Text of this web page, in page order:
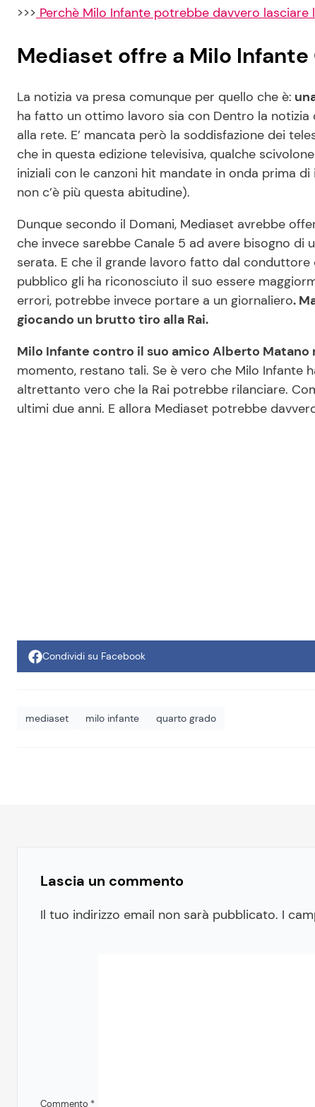
>>> Perchè Milo Infante potrebbe davvero lasciare
Mediaset offre a Milo Infante
La notizia va presa comunque per quello che è:
ha fatto un ottimo lavoro sia con Dentro la
alla rete. E’ mancata però la soddisfazione dei
che in questa edizione televisiva, qualche
iniziali con le canzoni hit mandate in onda prima
non c’è più questa abitudine).
Dunque secondo il Domani, Mediaset avrebbe
che invece sarebbe Canale 5 ad avere bisogno
serata. E che il grande lavoro fatto dal conduttore
pubblico gli ha riconosciuto il suo essere
errori, potrebbe invece portare a un giornaliero.
giocando un brutto tiro alla Rai.
Milo Infante contro il suo amico Alberto Matano
momento, restano tali. Se è vero che Milo Infante
altrettanto vero che la Rai potrebbe rilanciare.
ultimi due anni. E allora Mediaset potrebbe
Condividi su Facebook
mediaset milo infante quarto grado
Lascia un commento
Il tuo indirizzo email non sarà pubblicato. I
Commento *